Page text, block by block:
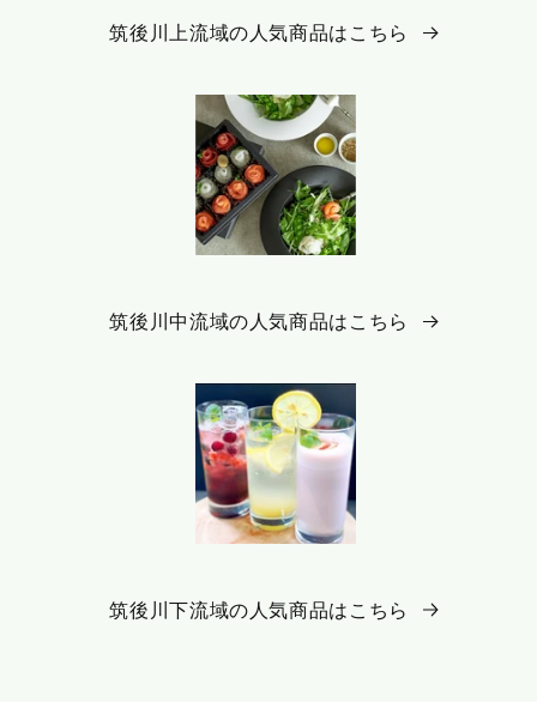
筑後川上流域の人気商品はこちら
筑後川中流域の人気商品はこちら
筑後川下流域の人気商品はこちら